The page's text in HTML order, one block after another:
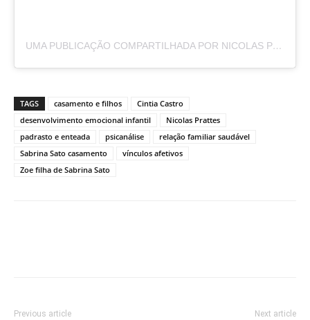
UMA PUBLICAÇÃO COMPARTILHADA POR NICOLAS PRATTES (@NICOLASPRATTES)
TAGS casamento e filhos
Cintia Castro
desenvolvimento emocional infantil
Nicolas Prattes
padrasto e enteada
psicanálise
relação familiar saudável
Sabrina Sato casamento
vínculos afetivos
Zoe filha de Sabrina Sato
Previous article Next article